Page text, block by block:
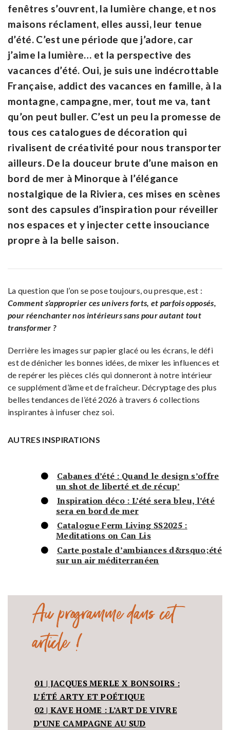
fenêtres s’ouvrent, la lumière change, et nos
maisons réclament, elles aussi, leur tenue
d’été. C’est une période que j’adore, car
j’aime la lumière… et la perspective des
vacances d’été. Oui, je suis une indécrottable
Française, addict des vacances en famille, à la
montagne, campagne, mer, tout me va, tant
qu’on peut buller. C’est un peu la promesse de
tous ces catalogues de décoration qui
rivalisent de créativité pour nous transporter
ailleurs. De la douceur brute d’une maison en
bord de mer à Minorque à l’élégance
nostalgique de la Riviera, ces mises en scènes
sont des capsules d’inspiration pour réveiller
nos espaces et y injecter cette insouciance
propre à la belle saison.
La question que l’on se pose toujours, ou presque, est :
Comment s’approprier ces univers forts, et parfois opposés,
pour réenchanter nos intérieurs sans pour autant tout
transformer ?
Derrière les images sur papier glacé ou les écrans, le défi
est de dénicher les bonnes idées, de mixer les influences et
de repérer les pièces clés qui donneront à notre intérieur
ce supplément d’âme et de fraîcheur. Décryptage des plus
belles tendances de l’été 2026 à travers 6 collections
inspirantes à infuser chez soi.
AUTRES INSPIRATIONS
Cabanes d’été : Quand le design s’offre
un shot de liberté et de récup’
Inspiration déco : L’été sera bleu, l’été
sera en bord de mer
Catalogue Ferm Living SS2025 :
Meditations on Can Lis
Carte postale d’ambiances d&rsquo;été
sur un air méditerranéen
Au programme dans cet
article !
01 | JACQUES MERLE X BONSOIRS :
L’ÉTÉ ARTY ET POÉTIQUE
02 | KAVE HOME : L’ART DE VIVRE
D’UNE CAMPAGNE AU SUD